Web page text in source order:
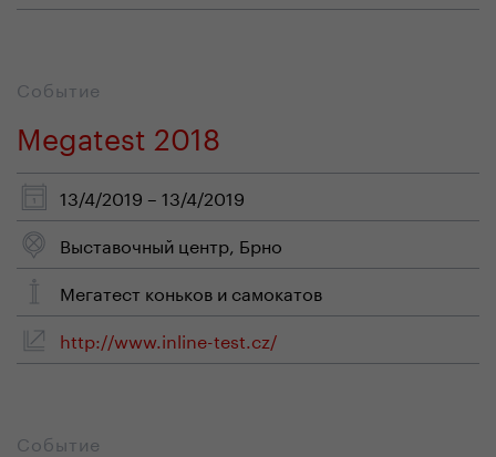
Событие
Megatest 2018
13/4/2019 – 13/4/2019
Выставочный центр, Брно
Мегатест коньков и самокатов
http://www.inline-test.cz/
Событие